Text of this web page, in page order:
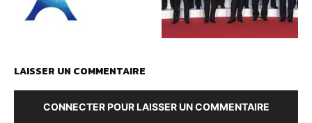
LAISSER UN COMMENTAIRE
CONNECTER POUR LAISSER UN COMMENTAIRE